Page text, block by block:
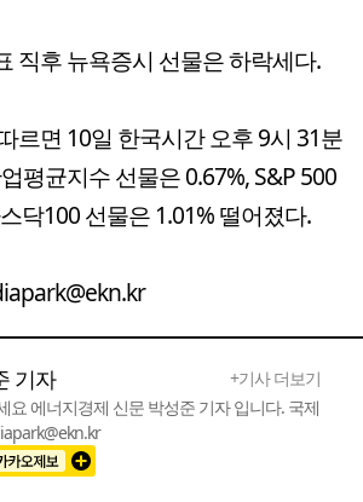
직후 뉴욕증시 선물은 하락세다.
르면 10일 한국시간 오후 9시 31분
평균지수 선물은 0.67%, S&P 500
닥100 선물은 1.01% 떨어졌다.
기자
+기사 더보기
요 에너지경제 신문 박성준 기자 입니다. 국제